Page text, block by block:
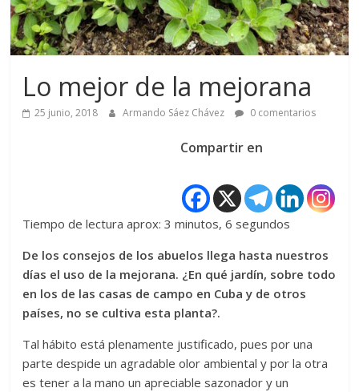
Lo mejor de la mejorana
25 junio, 2018 Armando Sáez Chávez 0 comentarios
Compartir en
Tiempo de lectura aprox: 3 minutos, 6 segundos
De los consejos de los abuelos llega hasta nuestros
días el uso de la mejorana. ¿En qué jardín, sobre todo
en los de las casas de campo en Cuba y de otros
países, no se cultiva esta planta?.
Tal hábito está plenamente justificado, pues por una
parte despide un agradable olor ambiental y por la otra
es tener a la mano un apreciable sazonador y un